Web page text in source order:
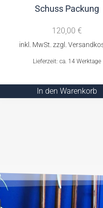
Schuss Packung
120,00 €
Lieferzeit: ca. 14 Werktage
In den Warenkorb